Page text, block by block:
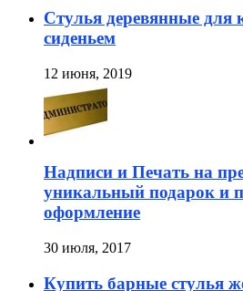
Стулья деревянные для
сиденьем
12 июня, 2019
Надписи и Печать на
уникальный подарок и
оформление
30 июля, 2017
Купить барные стулья